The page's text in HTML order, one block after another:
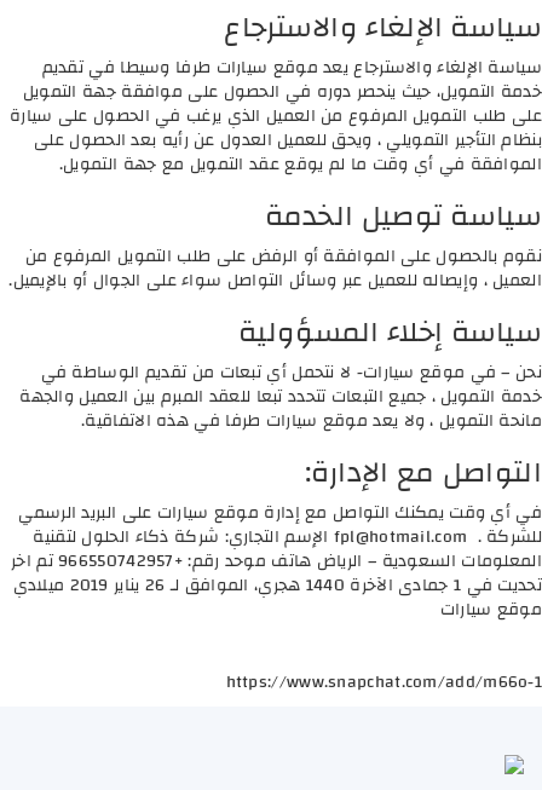
سياسة الإلغاء والاسترجاع
سياسة الإلغاء والاسترجاع يعد موقع سيارات طرفا وسيطا في تقديم
خدمة التمويل، حيث ينحصر دوره في الحصول على موافقة جهة التمويل
على طلب التمويل المرفوع من العميل الذي يرغب في الحصول على سيارة
بنظام التأجير التمويلي ، ويحق للعميل العدول عن رأيه بعد الحصول على
الموافقة في أي وقت ما لم يوقع عقد التمويل مع جهة التمويل.
سياسة توصيل الخدمة
نقوم بالحصول على الموافقة أو الرفض على طلب التمويل المرفوع من
العميل ، وإيصاله للعميل عبر وسائل التواصل سواء على الجوال أو بالإيميل.
سياسة إخلاء المسؤولية
نحن – في موقع سيارات- لا نتحمل أي تبعات من تقديم الوساطة في
خدمة التمويل ، جميع التبعات تتحدد تبعا للعقد المبرم بين العميل والجهة
مانحة التمويل ، ولا يعد موقع سيارات طرفا في هذه الاتفاقية.
التواصل مع الإدارة:
في أي وقت يمكنك التواصل مع إدارة موقع سيارات على البريد الرسمي
للشركة . fpl@hotmail.com الإسم التجاري: شركة ذكاء الحلول لتقنية
المعلومات السعودية – الرياض هاتف موحد رقم: +966550742957 تم اخر
تحديت في 1 جمادى الآخرة 1440 هجري، الموافق لـ 26 يناير 2019 ميلادي
موقع سيارات
https://www.snapchat.com/add/m66o-1